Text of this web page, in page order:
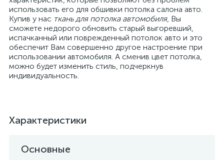
использовать его для обшивки потолка салона авто.
Купив у нас ткань для потолка автомобиля, Вы
сможете недорого обновить старый выгоревший,
испачканный или поврежденный потолок авто и это
обеспечит Вам совершенно другое настроение при
использовании автомобиля. А сменив цвет потолка,
можно будет изменить стиль, подчеркнув
индивидуальность.
Характеристики
Основные